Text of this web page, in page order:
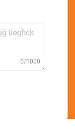
0/1000